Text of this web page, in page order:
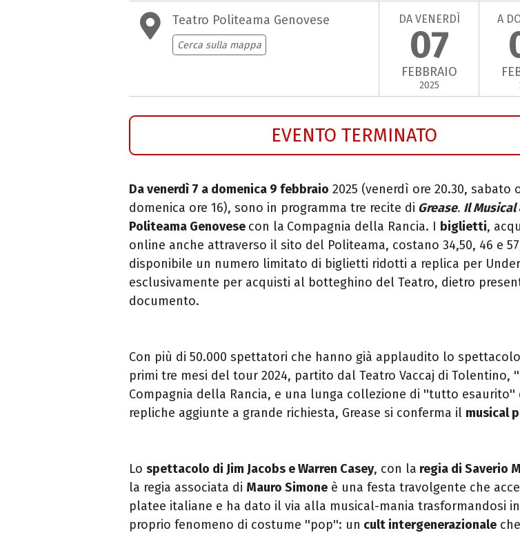
Teatro Politeama Genovese
Cerca sulla mappa
DA VENERDÌ
07
FEBBRAIO
2025
A
EVENTO TERMINATO
Da venerdì 7 a domenica 9 febbraio 2025 (venerdì ore 20.30, sabato
domenica ore 16), sono in programma tre recite di Grease. Il Musical
Politeama Genovese con la Compagnia della Rancia. I biglietti,
online anche attraverso il sito del Politeama, costano 34,50, 46 e
disponibile un numero limitato di biglietti ridotti a replica per
esclusivamente per acquisti al botteghino del Teatro, dietro
documento.
Con più di 50.000 spettatori che hanno già applaudito lo
primi tre mesi del tour 2024, partito dal Teatro Vaccaj di Tolentino,
Compagnia della Rancia, e una lunga collezione di ''tutto esaurito''
repliche aggiunte a grande richiesta, Grease si conferma il musical
Lo spettacolo di Jim Jacobs e Warren Casey, con la regia di Saverio
la regia associata di Mauro Simone è una festa travolgente che
platee italiane e ha dato il via alla musical-mania trasformandosi
proprio fenomeno di costume ''pop'': un cult intergenerazionale